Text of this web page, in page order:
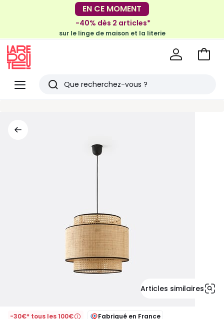
-30€ tous les 100€*
sur le meuble & la déco
EN CE MOMENT
-40% dès 2 articles*
sur le linge de maison et la literie
Menu
Redoute
Rechercher
Voir
Articles similaires
-30€* tous les 100€
Fabriqué en France